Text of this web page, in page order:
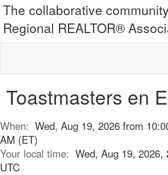
The collaborative
Regional REALTOR®
Toastmasters en
When: Wed, Aug 19, 2026 from
AM (ET)
Your local time: Wed, Aug 19,
UTC